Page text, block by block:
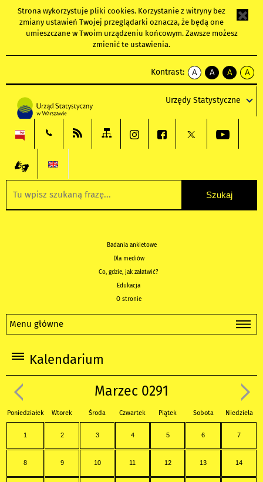
Strona wykorzystuje pliki cookies. Korzystanie z witryny bez
zmiany ustawień Twojej przeglądarki oznacza, że będą one
umieszczane w Twoim urządzeniu końcowym. Zawsze możesz
zmienić te ustawienia.
Kontrast:
A
kontrast
A
kontrast
tekst
czarnym
A
kontrast
tekst
czarnym
A
tekst
żółtym
Urzędy Statystyczne
Badania ankietowe
Dla mediów
Co, gdzie, jak załatwić?
Edukacja
O stronie
Menu główne
Kalendarium
Marzec 0291
Poniedziałek Wtorek Środa Czwartek Piątek Sobota Niedziela
1 2 3 4 5 6 7
8 9 10 11 12 13 14